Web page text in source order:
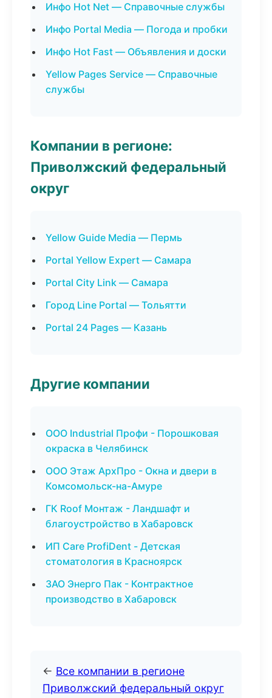
Инфо Hot Net — Справочные службы
Инфо Portal Media — Погода и пробки
Инфо Hot Fast — Объявления и доски
Yellow Pages Service — Справочные
службы
Компании в регионе:
Приволжский федеральный
округ
Yellow Guide Media — Пермь
Portal Yellow Expert — Самара
Portal City Link — Самара
Город Line Portal — Тольятти
Portal 24 Pages — Казань
Другие компании
ООО Industrial Профи - Порошковая
окраска в Челябинск
ООО Этаж АрхПро - Окна и двери в
Комсомольск-на-Амуре
ГК Roof Монтаж - Ландшафт и
благоустройство в Хабаровск
ИП Care ProfiDent - Детская
стоматология в Красноярск
ЗАО Энерго Пак - Контрактное
производство в Хабаровск
← Все компании в регионе
Приволжский федеральный округ